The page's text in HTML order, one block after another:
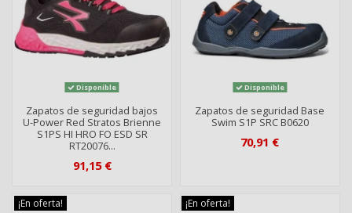
Disponible
Zapatos de seguridad bajos
U-Power Red Stratos Brienne
S1PS HI HRO FO ESD SR
RT20076...
91,15 €
Disponible
Zapatos de seguridad Base
Swim S1P SRC B0620
70,91 €
¡En oferta!
¡En oferta!